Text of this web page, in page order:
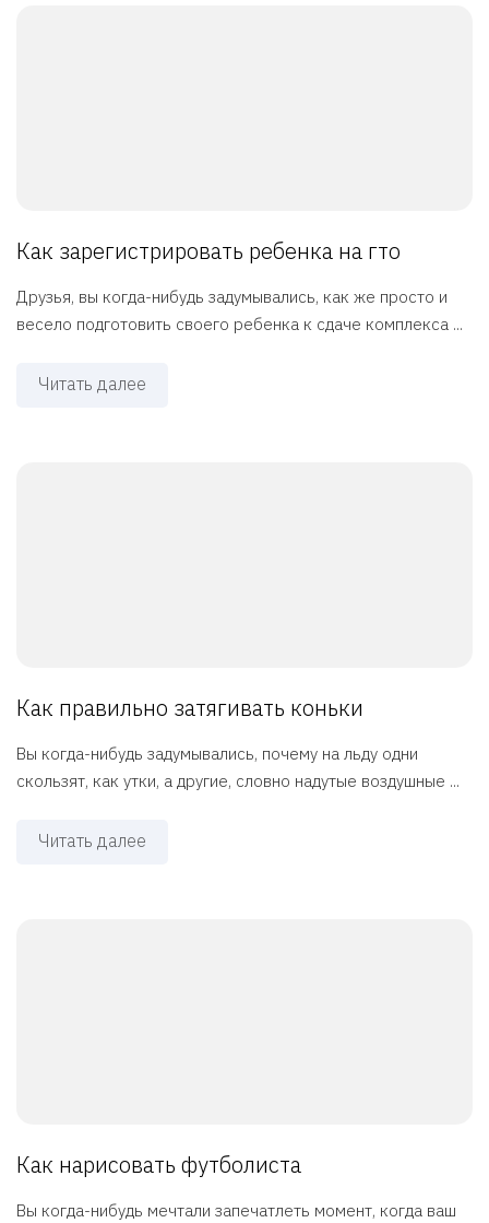
Как зарегистрировать ребенка на гто
Друзья, вы когда-нибудь задумывались, как же просто и
весело подготовить своего ребенка к сдаче комплекса ...
Читать далее
Как правильно затягивать коньки
Вы когда-нибудь задумывались, почему на льду одни
скользят, как утки, а другие, словно надутые воздушные ...
Читать далее
Как нарисовать футболиста
Вы когда-нибудь мечтали запечатлеть момент, когда ваш